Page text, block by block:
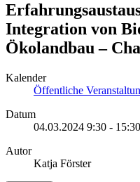
Integration von
Ökolandbau –
Kalender
Öffentliche
Datum
04.03.2024 9:30 - 15:30
Autor
Katja Förster